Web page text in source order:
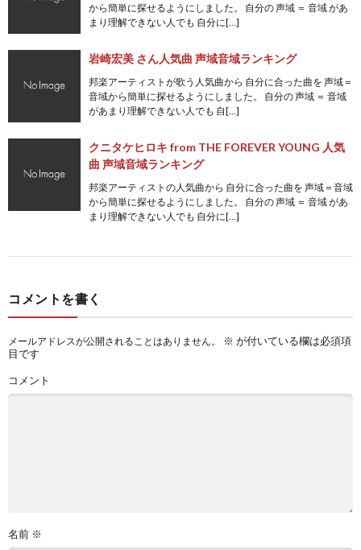
から簡単に探せるようにしました。 自分の 声域 ＝ 音域 があ
まり理解できない人でも 自分に[…]
岩崎宏美 さん人気曲 声域音域ランキング
邦楽アーティストが歌う人気曲から 自分に合った曲を 声域＝
音域から簡単に探せるようにしました。 自分の 声域 ＝ 音域
があまり理解できない人でも 自[…]
クニタケヒロキ from THE FOREVER YOUNG 人気
曲 声域音域ランキング
邦楽アーティストの人気曲から 自分に合った曲を 声域＝音域
から簡単に探せるようにしました。 自分の 声域 ＝ 音域 があ
まり理解できない人でも 自分に[…]
コメントを書く
メールアドレスが公開されることはありません。 ※ が付いている欄は必須項
目です
コメント
名前 ※